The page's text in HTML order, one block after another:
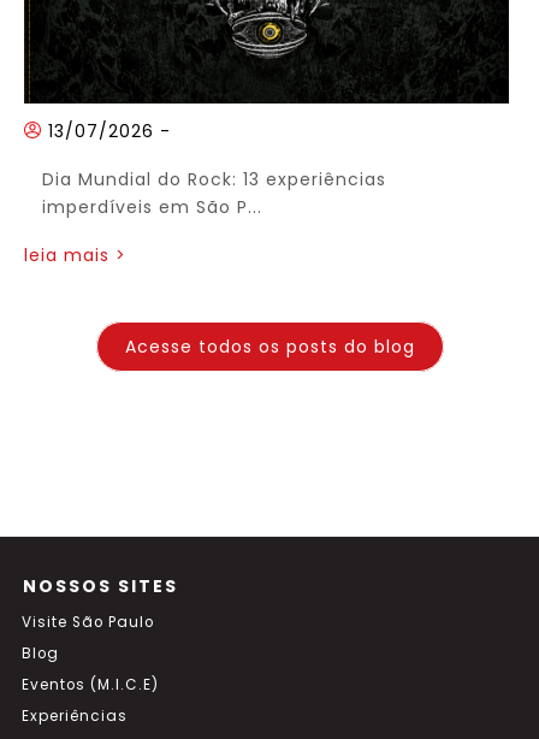
13/07/2026 -
Dia Mundial do Rock: 13 experiências
imperdíveis em São P...
leia mais >
Acesse todos os posts do blog
NOSSOS SITES
Visite São Paulo
Blog
Eventos (M.I.C.E)
Experiências